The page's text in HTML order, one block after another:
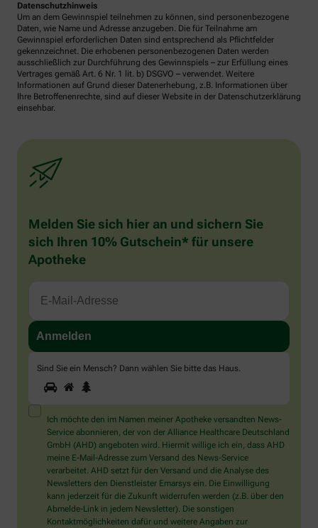
Datenschutzhinweis
Um an dem Gewinnspiel teilnehmen zu können, sind personenbezogene
Daten, wie Name und Adresse anzugeben. Die für Teilnahme am
Gewinnspiel erforderlichen Daten sind entsprechend als Pflichtfelder
gekennzeichnet. Die erhobenen personenbezogenen Daten werden
ausschließlich zur Durchführung des Gewinnspiels – zur Erfüllung eines
Vertrages gemäß Art. 6 Nr. 1 lit. b) DSGVO – verwendet. Weitere
Informationen auf Grund dieser Datenerhebung, z.B. Informationen über
Ihre Betroffenenrechte, sind auf dieser Website in der Datenschutzerklärung
einsehbar.
Melden Sie sich hier an und sichern Sie
sich Ihren 10% Gutschein* für unsere
Apotheke
Sind Sie ein Mensch? Dann wählen Sie bitte das Haus.
Sind
Sie
ein
Mensch?
Dann
wählen
Sie
bitte
das
Haus.
1 2
Ich möchte den im Namen meiner Apotheke versandten News-
Service abonnieren, der von der Alliance Healthcare Deutschland
GmbH (AHD) angeboten wird. Hiermit willige ich ein, dass AHD
meine E-Mail-Adresse zum Versand des News-Service
verarbeitet. AHD setzt für den Versand und die Analyse des
Newsletters den Dienstleister Emarsys ein. Die Einwilligung
kann jederzeit für die Zukunft widerrufen werden (z.B. über den
Abmelde-Link in jedem Newsletter). Die sonstigen
Kontaktmöglichkeiten dafür und weitere Angaben zur